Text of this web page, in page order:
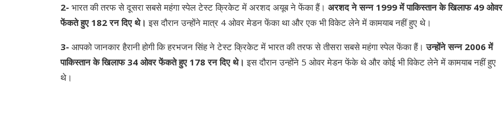
2- भारत की तरफ से दूसरा सबसे महंगा स्पेल टेस्ट क्रिकेट में अरशद अयूब ने फेंका हैं। अरशद ने सन्न 1999 में पाकिस्तान के खिलाफ 49 ओवर
फेंकते हुए 182 रन दिए थे। इस दौरान उन्होंने मात्र 4 ओवर मेडन फेंका था और एक भी विकेट लेने में कामयाब नहीं हुए थे।
3- आपको जानकार हैरानी होगी कि हरभजन सिंह ने टेस्ट क्रिकेट में भारत की तरफ से तीसरा सबसे महंगा स्पेल फेंका हैं।उन्होंने सन्न 2006 में
पाकिस्तान के खिलाफ 34 ओवर फेंकते हुए 178 रन दिए थे। इस दौरान उन्होंने 5 ओवर मेडन फेंके थे और कोई भी विकेट लेने में कामयाब नहीं हुए
थे।